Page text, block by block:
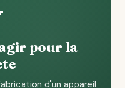
pour la
d'un appareil